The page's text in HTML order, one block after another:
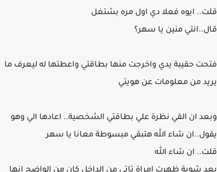
قلت.. ايوه فعلا دي اول مره بشتغل
قال..انتي منين يا سهر؟
فتحت حقيبة يدي واخرجت منها بطاقتي واعطتها له ليعرف ما
يريد من معلومات عن هويتي
وبعد ان القي نظرة علي بطاقتي الشخصية.. اعادها الي وهو
يقول..ان شاء الله هتبقي مبسوطة معانا يا سهر
قلت.. ان شاء الله
بعد شوية ظهرت امراة تاتي من الداخل كان من الواضح انها